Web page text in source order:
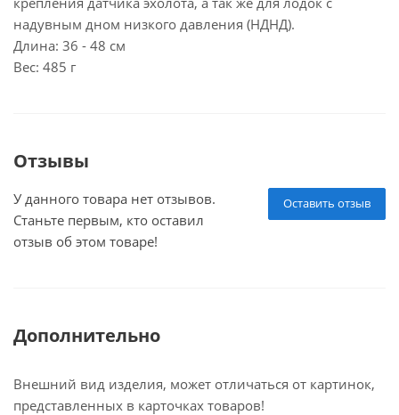
надувным дном низкого давления (НДНД).
Длина: 36 - 48 см
Вес: 485 г
Отзывы
Оставить отзыв
У данного товара нет отзывов.
Станьте первым, кто оставил
отзыв об этом товаре!
Дополнительно
Внешний вид изделия, может отличаться от картинок,
представленных в карточках товаров!